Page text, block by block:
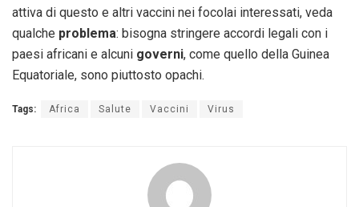
attiva di questo e altri vaccini nei focolai interessati, veda
qualche problema: bisogna stringere accordi legali con i
paesi africani e alcuni governi, come quello della Guinea
Equatoriale, sono piuttosto opachi.
Tags: Africa Salute Vaccini Virus